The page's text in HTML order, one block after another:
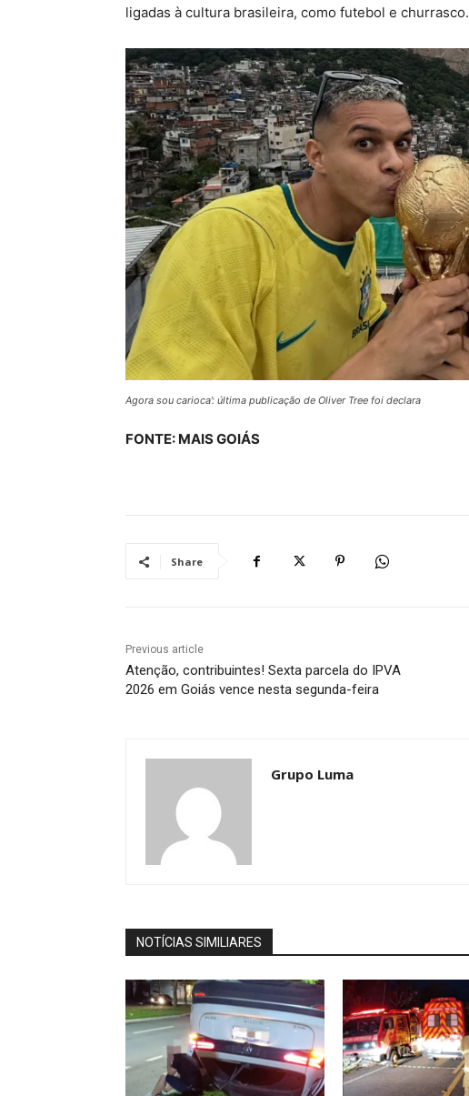
ligadas à cultura brasileira, como futebol e churrasco.
Agora sou carioca’: última publicação de Oliver Tree foi declara
FONTE: MAIS GOIÁS
Share
Previous article
Atenção, contribuintes! Sexta parcela do IPVA
2026 em Goiás vence nesta segunda-feira
Grupo Luma
NOTÍCIAS SIMILIARES